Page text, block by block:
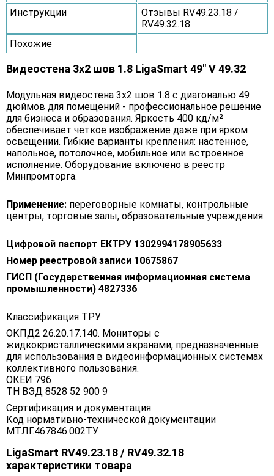
Инструкции
Отзывы RV49.23.18 /
RV49.32.18
Похожие
Видеостена 3x2 шов 1.8 LigaSmart 49" V 49.32
Модульная видеостена 3x2 шов 1.8 с диагональю 49
дюймов для помещений - профессиональное решение
для бизнеса и образования. Яркость 400 кд/м²
обеспечивает четкое изображение даже при ярком
освещении. Гибкие варианты крепления: настенное,
напольное, потолочное, мобильное или встроенное
исполнение. Оборудование включено в реестр
Минпромторга.
Применение: переговорные комнаты, контрольные
центры, торговые залы, образовательные учреждения.
Цифровой паспорт ЕКТРУ 1302994178905633
Номер реестровой записи 10675867
ГИСП (Государственная информационная система
промышленности) 4827336
Классификация ТРУ
ОКПД2 26.20.17.140. Мониторы с
жидкокристаллическими экранами, предназначенные
для использования в видеоинформационных системах
коллективного пользования.
ОКЕИ 796
ТН ВЭД 8528 52 900 9
Сертификация и документация
Код нормативно-технической документации
МТЛГ.467846.002ТУ
LigaSmart RV49.23.18 / RV49.32.18
характеристики товара